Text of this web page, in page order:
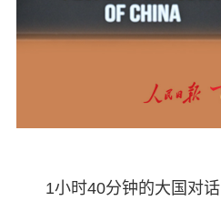
1小时40分钟的大国对话